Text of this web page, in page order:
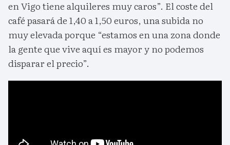
en Vigo tiene alquileres muy caros”. El coste del
café pasará de 1,40 a 1,50 euros, una subida no
muy elevada porque “estamos en una zona donde
la gente que vive aquí es mayor y no podemos
disparar el precio”.